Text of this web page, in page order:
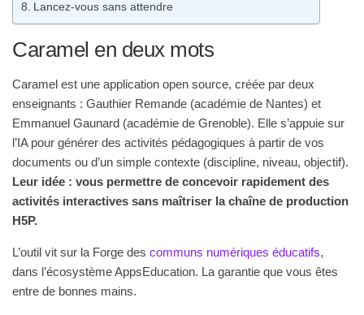
Lancez-vous sans attendre
Caramel en deux mots
Caramel est une application open source, créée par deux
enseignants : Gauthier Remande (académie de Nantes) et
Emmanuel Gaunard (académie de Grenoble). Elle s’appuie sur
l’IA pour générer des activités pédagogiques à partir de vos
documents ou d’un simple contexte (discipline, niveau, objectif).
Leur idée : vous permettre de concevoir rapidement des
activités interactives sans maîtriser la chaîne de production
H5P.
L’outil vit sur la Forge des communs numériques éducatifs,
dans l’écosystème AppsEducation. La garantie que vous êtes
entre de bonnes mains.